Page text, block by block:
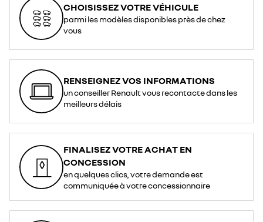
CHOISISSEZ VOTRE VÉHICULE
parmi les modèles disponibles près de chez
vous
RENSEIGNEZ VOS INFORMATIONS
un conseiller Renault vous recontacte dans les
meilleurs délais
FINALISEZ VOTRE ACHAT EN
CONCESSION
en quelques clics, votre demande est
communiquée à votre concessionnaire